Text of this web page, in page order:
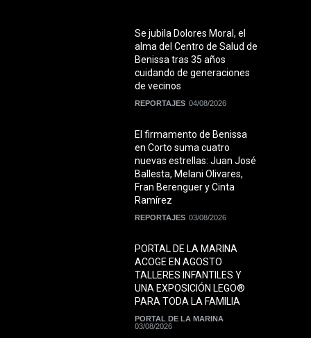
Se jubila Dolores Moral, el
alma del Centro de Salud de
Benissa tras 35 años
cuidando de generaciones
de vecinos
REPORTAJES 04/08/2026
El firmamento de Benissa
en Corto suma cuatro
nuevas estrellas: Juan José
Ballesta, Melani Olivares,
Fran Berenguer y Cinta
Ramírez
REPORTAJES 03/08/2026
PORTAL DE LA MARINA
ACOGE EN AGOSTO
TALLERES INFANTILES Y
UNA EXPOSICIÓN LEGO®
PARA TODA LA FAMILIA
PORTAL DE LA MARINA
03/08/2026